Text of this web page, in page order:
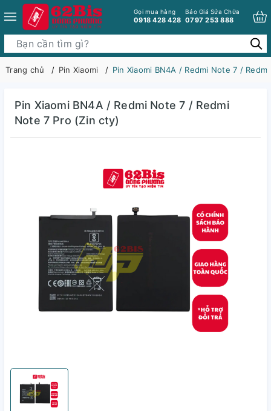
Gọi mua hàng
0918 428 428
Báo Giá Sửa Chữa
0797 253 888
Trang chủ Pin Xiaomi Pin Xiaomi BN4A / Redmi Note 7 /
Pin Xiaomi BN4A / Redmi Note 7 / Redmi
Note 7 Pro (Zin cty)